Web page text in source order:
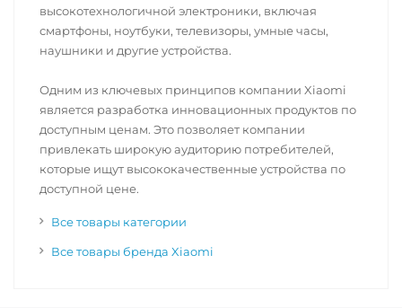
высокотехнологичной электроники, включая
смартфоны, ноутбуки, телевизоры, умные часы,
наушники и другие устройства.
Одним из ключевых принципов компании Xiaomi
является разработка инновационных продуктов по
доступным ценам. Это позволяет компании
привлекать широкую аудиторию потребителей,
которые ищут высококачественные устройства по
доступной цене.
Все товары категории
Все товары бренда Xiaomi